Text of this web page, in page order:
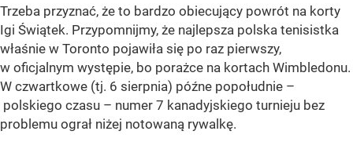
Trzeba przyznać, że to bardzo obiecujący powrót na korty
Igi Świątek. Przypomnijmy, że najlepsza polska tenisistka
właśnie w Toronto pojawiła się po raz pierwszy,
w oficjalnym występie, bo porażce na kortach Wimbledonu.
W czwartkowe (tj. 6 sierpnia) późne popołudnie –
polskiego czasu – numer 7 kanadyjskiego turnieju bez
problemu ograł niżej notowaną rywalkę.